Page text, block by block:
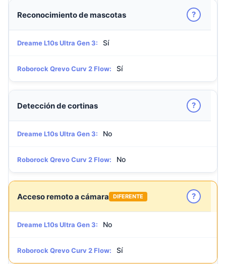
Reconocimiento de mascotas ?
Dreame L10s Ultra Gen 3: Sí
Roborock Qrevo Curv 2 Flow: Sí
Detección de cortinas ?
Dreame L10s Ultra Gen 3: No
Roborock Qrevo Curv 2 Flow: No
Acceso remoto a cámara DIFERENTE ?
Dreame L10s Ultra Gen 3: No
Roborock Qrevo Curv 2 Flow: Sí